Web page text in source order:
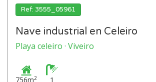
Ref: 3555_05961
Nave industrial en Celeiro
Playa celeiro · Viveiro
756m2 1